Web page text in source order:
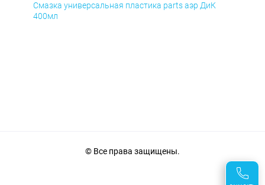
Смазка универсальная пластика parts аэр ДиК
400мл
© Все права защищены.